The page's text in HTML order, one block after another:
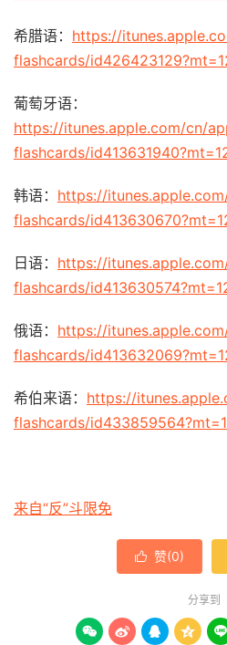
希腊语： https://
flashcards/
葡萄牙语：
https://itunes.apple.com/cn/
flashcards/
韩语： https://
flashcards/
日语： https://
flashcards/
俄语： https://
flashcards/
希伯来语： https://
flashcards/
来自“反”斗限免
 赞(0)
分享到
    